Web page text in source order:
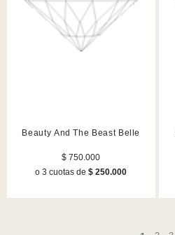
Beauty And The Beast Belle
$ 750.000
o 3 cuotas de$ 250.000